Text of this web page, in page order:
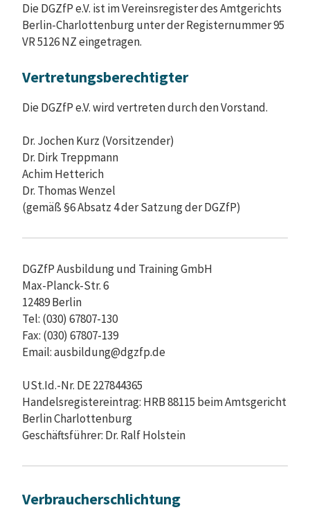
Die DGZfP e.V. ist im Vereinsregister des Amtgerichts
Berlin-Charlottenburg unter der Registernummer 95
VR 5126 NZ eingetragen.
Vertretungsberechtigter
Die DGZfP e.V. wird vertreten durch den Vorstand.
Dr. Jochen Kurz (Vorsitzender)
Dr. Dirk Treppmann
Achim Hetterich
Dr. Thomas Wenzel
(gemäß §6 Absatz 4 der Satzung der DGZfP)
DGZfP Ausbildung und Training GmbH
Max-Planck-Str. 6
12489 Berlin
Tel: (030) 67807-130
Fax: (030) 67807-139
Email: ausbildung@dgzfp.de
USt.Id.-Nr. DE 227844365
Handelsregistereintrag: HRB 88115 beim Amtsgericht
Berlin Charlottenburg
Geschäftsführer: Dr. Ralf Holstein
Verbraucherschlichtung